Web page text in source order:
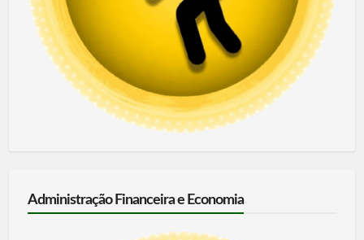
Administração Financeira e Economia